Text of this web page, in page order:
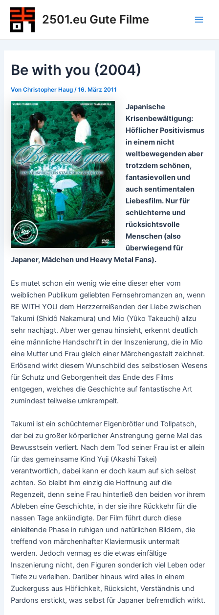
Zum
Inhalt
springen
2501.eu Gute Filme
Be with you (2004)
VonChristopher Haug/16. März 2011
Japanische
Krisenbewältigung:
Höflicher Positivismus
in einem nicht
weltbewegenden aber
trotzdem schönen,
fantasievollen und
auch sentimentalen
Liebesfilm. Nur für
schüchterne und
rücksichtsvolle
Menschen (also
überwiegend für
Japaner, Mädchen und Heavy Metal Fans).
Es mutet schon ein wenig wie eine dieser eher vom
weiblichen Publikum geliebten Fernsehromanzen an, wenn
BE WITH YOU dem Herzzerreißenden der Liebe zwischen
Takumi (Shidô Nakamura) und Mio (Yûko Takeuchi) allzu
sehr nachjagt. Aber wer genau hinsieht, erkennt deutlich
eine männliche Handschrift in der Inszenierung, die in Mio
eine Mutter und Frau gleich einer Märchengestalt zeichnet.
Erlösend wirkt diesem Wunschbild des selbstlosen Wesens
für Schutz und Geborgenheit das Ende des Films
entgegen, welches die Geschichte auf fantastische Art
zumindest teilweise umkrempelt.
Takumi ist ein schüchterner Eigenbrötler und Tollpatsch,
der bei zu großer körperlicher Anstrengung gerne Mal das
Bewusstsein verliert. Nach dem Tod seiner Frau ist er allein
für das gemeinsame Kind Yuji (Akashi Takei)
verantwortlich, dabei kann er doch kaum auf sich selbst
achten. So bleibt ihm einzig die Hoffnung auf die
Regenzeit, denn seine Frau hinterließ den beiden vor ihrem
Ableben eine Geschichte, in der sie ihre Rückkehr für die
nassen Tage ankündigte. Der Film führt durch diese
einleitende Phase in ruhigen und natürlichen Bildern, die
treffend von märchenhafter Klaviermusik untermalt
werden. Jedoch vermag es die etwas einfältige
Inszenierung nicht, den Figuren sonderlich viel Leben oder
Tiefe zu verleihen. Darüber hinaus wird alles in einem
Zuckerguss aus Höflichkeit, Rücksicht, Verständnis und
Pardons erstickt, was selbst für Japaner befremdlich wirkt.